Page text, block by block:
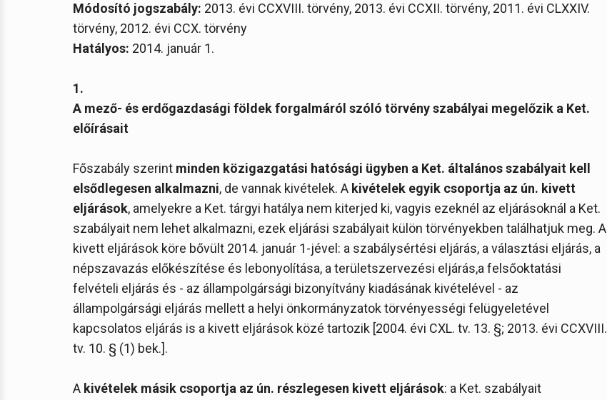
Módosító jogszabály: 2013. évi CCXVIII. törvény, 2013. évi CCXII. törvény, 2011. évi CLXXIV.
törvény, 2012. évi CCX. törvény
Hatályos: 2014. január 1.
1.
A mező- és erdőgazdasági földek forgalmáról szóló törvény szabályai megelőzik a Ket.
előírásait
Főszabály szerint minden közigazgatási hatósági ügyben a Ket. általános szabályait kell
elsődlegesen alkalmazni, de vannak kivételek. A kivételek egyik csoportja az ún. kivett
eljárások, amelyekre a Ket. tárgyi hatálya nem kiterjed ki, vagyis ezeknél az eljárásoknál a Ket.
szabályait nem lehet alkalmazni, ezek eljárási szabályait külön törvényekben találhatjuk meg. A
kivett eljárások köre bővült 2014. január 1-jével: a szabálysértési eljárás, a választási eljárás, a
népszavazás előkészítése és lebonyolítása, a területszervezési eljárás,a felsőoktatási
felvételi eljárás és - az állampolgársági bizonyítvány kiadásának kivételével - az
állampolgársági eljárás mellett a helyi önkormányzatok törvényességi felügyeletével
kapcsolatos eljárás is a kivett eljárások közé tartozik [2004. évi CXL. tv. 13. §; 2013. évi CCXVIII.
tv. 10. § (1) bek.].
A kivételek másik csoportja az ún. részlegesen kivett eljárások: a Ket. szabályait